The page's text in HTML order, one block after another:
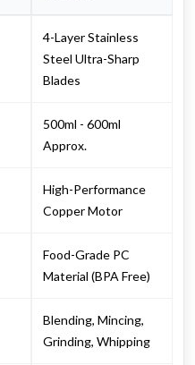
4-Layer Stainless
Steel Ultra-Sharp
Blades
500ml - 600ml
Approx.
High-Performance
Copper Motor
Food-Grade PC
Material (BPA Free)
Blending, Mincing,
Grinding, Whipping